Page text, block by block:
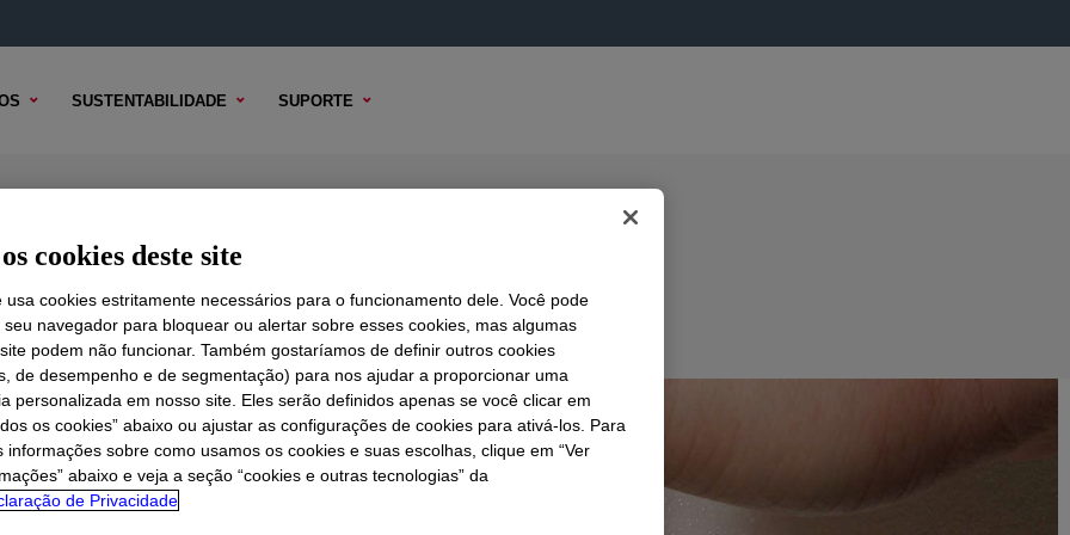
SUSTENTABILIDADE SUPORTE
TÉCNICO OPÇÕES DE AMOSTRA OPÇÕES DE COMPRA
cookies deste site
usa cookies estritamente necessários para o funcionamento dele. Você pode
navegador para bloquear ou alertar sobre esses cookies, mas algumas
podem não funcionar. Também gostaríamos de definir outros cookies
de desempenho e de segmentação) para nos ajudar a proporcionar uma
personalizada em nosso site. Eles serão definidos apenas se você clicar em
os cookies” abaixo ou ajustar as configurações de cookies para ativá-los. Para
informações sobre como usamos os cookies e suas escolhas, clique em “Ver
abaixo e veja a seção “cookies e outras tecnologias” da
de Privacidade